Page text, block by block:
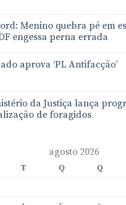
Menino quebra pé em
engessa perna errada
aprova ‘PL Antifacção’
da Justiça lança
de foragidos
agosto 2026
T Q Q